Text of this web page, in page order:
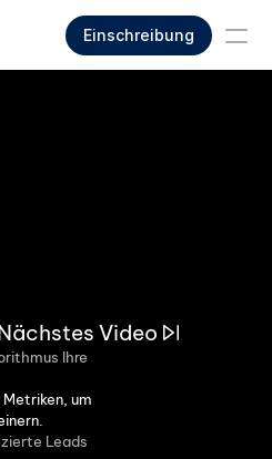
Einschreibung
Video
Ihre
um
Leads